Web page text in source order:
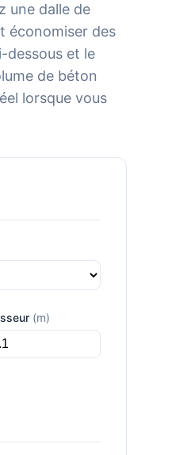
une dalle de
économiser des
dessous et le
de béton
lorsque vous
(m)